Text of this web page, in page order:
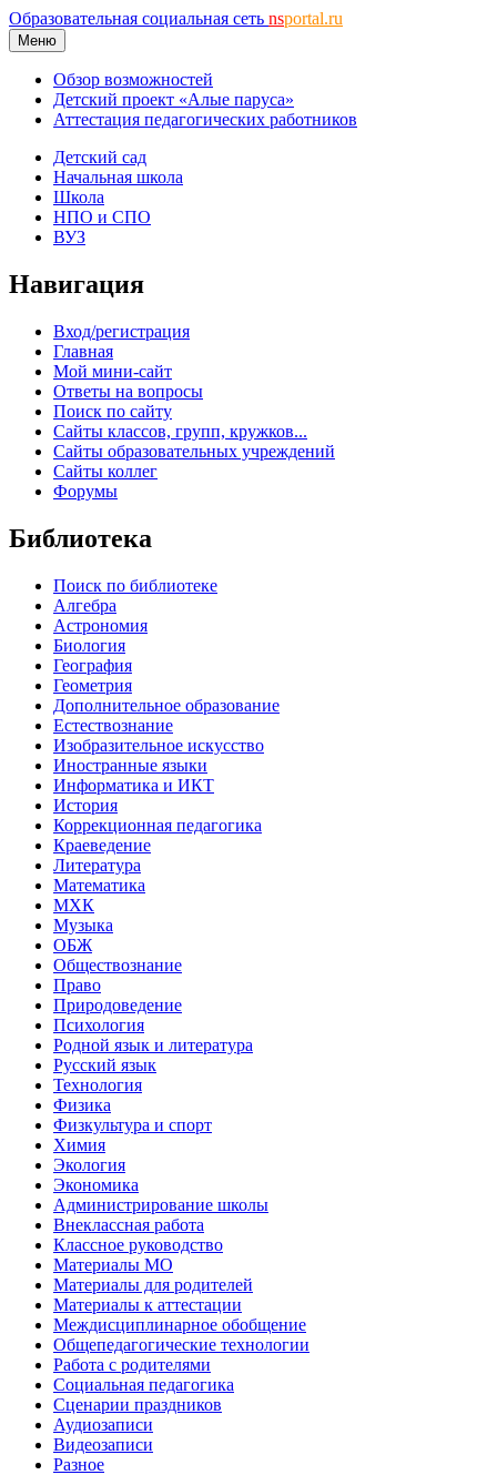
Образовательная социальная сеть nsportal.ru
Меню
Обзор возможностей
Детский проект «Алые паруса»
Аттестация педагогических работников
Детский сад
Начальная школа
Школа
НПО и СПО
ВУЗ
Навигация
Вход/регистрация
Главная
Мой мини-сайт
Ответы на вопросы
Поиск по сайту
Сайты классов, групп, кружков...
Сайты образовательных учреждений
Сайты коллег
Форумы
Библиотека
Поиск по библиотеке
Алгебра
Астрономия
Биология
География
Геометрия
Дополнительное образование
Естествознание
Изобразительное искусство
Иностранные языки
Информатика и ИКТ
История
Коррекционная педагогика
Краеведение
Литература
Математика
МХК
Музыка
ОБЖ
Обществознание
Право
Природоведение
Психология
Родной язык и литература
Русский язык
Технология
Физика
Физкультура и спорт
Химия
Экология
Экономика
Администрирование школы
Внеклассная работа
Классное руководство
Материалы МО
Материалы для родителей
Материалы к аттестации
Междисциплинарное обобщение
Общепедагогические технологии
Работа с родителями
Социальная педагогика
Сценарии праздников
Аудиозаписи
Видеозаписи
Разное